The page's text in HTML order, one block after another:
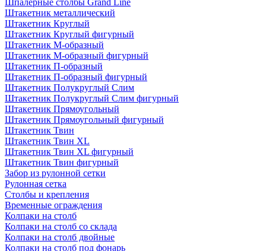
Шпалерные столбы Grand Line
Штакетник металлический
Штакетник Круглый
Штакетник Круглый фигурный
Штакетник М-образный
Штакетник М-образный фигурный
Штакетник П-образный
Штакетник П-образный фигурный
Штакетник Полукруглый Слим
Штакетник Полукруглый Слим фигурный
Штакетник Прямоугольный
Штакетник Прямоугольный фигурный
Штакетник Твин
Штакетник Твин XL
Штакетник Твин XL фигурный
Штакетник Твин фигурный
Забор из рулонной сетки
Рулонная сетка
Столбы и крепления
Временные ограждения
Колпаки на столб
Колпаки на столб со склада
Колпаки на столб двoйные
Колпаки на столб под фонарь